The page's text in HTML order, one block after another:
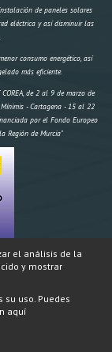
de paneles solares
eléctrica y así disminuir las
consumo energético, así
más eficiente.
de 2 al 9 de marzo de
- Cartagena - 15 al 22
por el Fondo Europeo
Región de Murcia"
IMPORTE AYUDA
cofinanciado por el Fondo
el análisis de la
y mostrar
su uso. Puedes
aquí